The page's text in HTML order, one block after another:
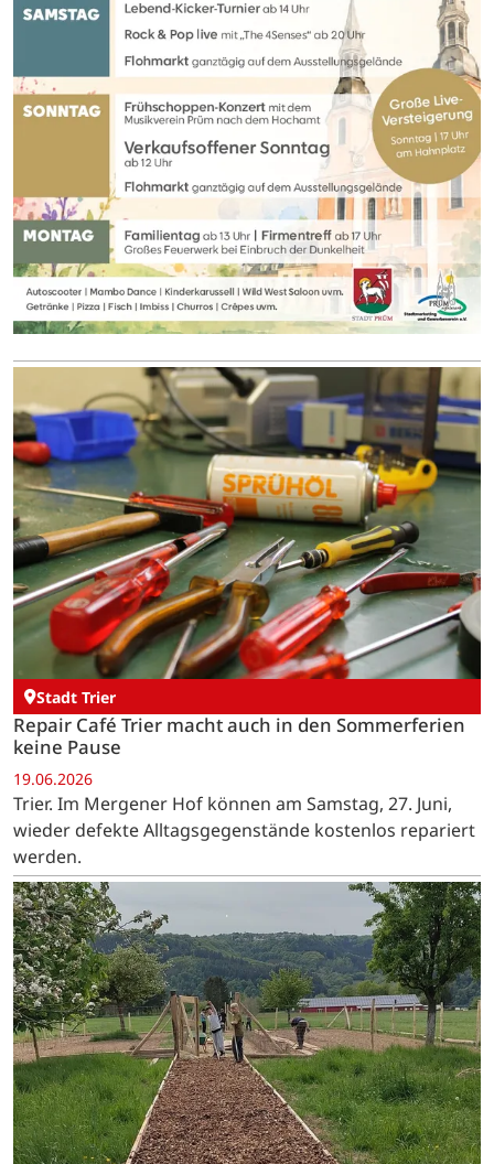
Stadt Trier
Repair Café Trier macht auch in den Sommerferien
keine Pause
19.06.2026
Trier. Im Mergener Hof können am Samstag, 27. Juni,
wieder defekte Alltagsgegenstände kostenlos repariert
werden.